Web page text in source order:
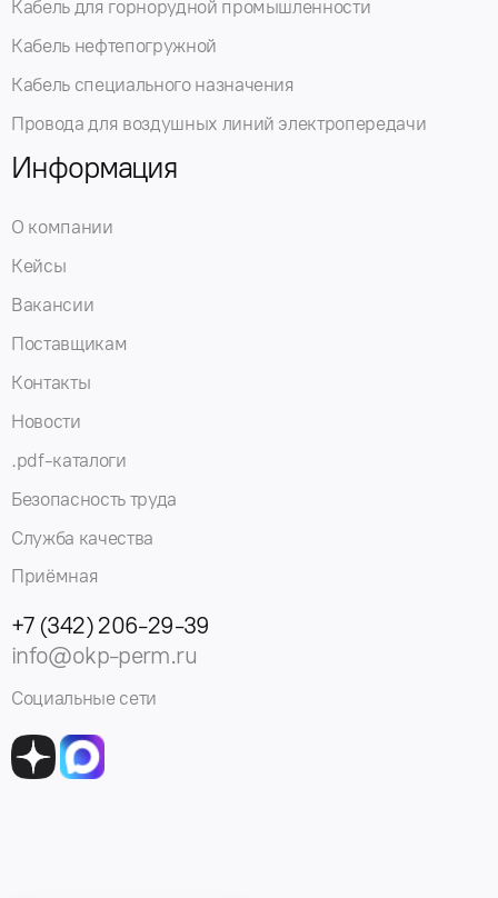
Кабель для горнорудной промышленности
Кабель нефтепогружной
Кабель специального назначения
Провода для воздушных линий электропередачи
Информация
О компании
Кейсы
Вакансии
Поставщикам
Контакты
Новости
.pdf-каталоги
Безопасность труда
Служба качества
Приёмная
+7 (342) 206-29-39
info@okp-perm.ru
Социальные сети